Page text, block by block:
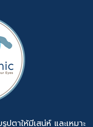
ตาให้มีเสน่ห์ และเหมาะ